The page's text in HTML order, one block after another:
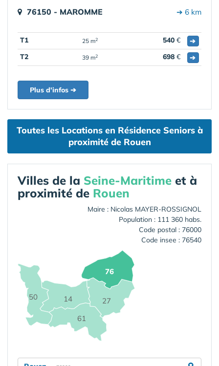
76150 - MAROMME ➔ 6 km
T1 25 m2 540 €
➔
T2
39 m2 698 € ➔
Plus d'infos ➔
Toutes les Locations en Résidence Seniors à
proximité de Rouen
Villes de la Seine-Maritime et à
proximité de Rouen
Maire : Nicolas MAYER-ROSSIGNOL
Population : 111 360 habs.
Code postal : 76000
Code insee : 76540
14 27
50
61
76